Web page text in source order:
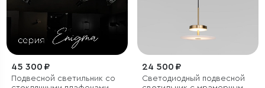
45 300 ₽
Подвесной светильник со
24 500 ₽
Светодиодный подвесной